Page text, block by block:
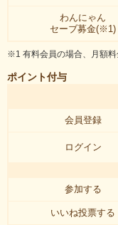
わんにゃん
セーブ募金(※1)
※1 有料会員の場合、月額料
ポイント付与
会員登録
ログイン
参加する
いいね投票する